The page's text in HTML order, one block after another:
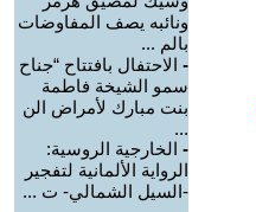
ونائبه يصف المفاوضات
بالم ...
- الاحتفال بافتتاح “جناح
سمو الشيخة فاطمة
بنت مبارك لأمراض الن
...
- الخارجية الروسية:
الرواية الألمانية لتفجير
-السيل الشمالي- ت ...